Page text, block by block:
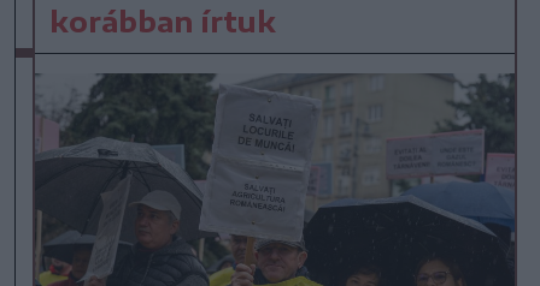
korábban írtuk